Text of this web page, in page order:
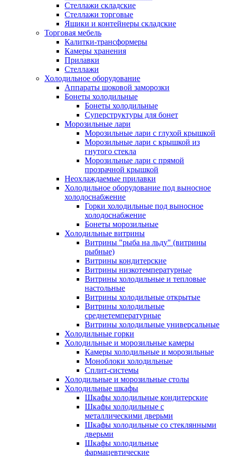
Стеллажи складские
Стеллажи торговые
Ящики и контейнеры складские
Торговая мебель
Калитки-трансформеры
Камеры хранения
Прилавки
Стеллажи
Холодильное оборудование
Аппараты шоковой заморозки
Бонеты холодильные
Бонеты холодильные
Суперструктуры для бонет
Морозильные лари
Морозильные лари с глухой крышкой
Морозильные лари с крышкой из
гнутого стекла
Морозильные лари с прямой
прозрачной крышкой
Неохлаждаемые прилавки
Холодильное оборудование под выносное
холодоснабжение
Горки холодильные под выносное
холодоснабжение
Бонеты морозильные
Холодильные витрины
Витрины "рыба на льду" (витрины
рыбные)
Витрины кондитерские
Витрины низкотемпературные
Витрины холодильные и тепловые
настольные
Витрины холодильные открытые
Витрины холодильные
среднетемпературные
Витрины холодильные универсальные
Холодильные горки
Холодильные и морозильные камеры
Камеры холодильные и морозильные
Моноблоки холодильные
Сплит-системы
Холодильные и морозильные столы
Холодильные шкафы
Шкафы холодильные кондитерские
Шкафы холодильные с
металлическими дверьми
Шкафы холодильные со стеклянными
дверьми
Шкафы холодильные
фармацевтические